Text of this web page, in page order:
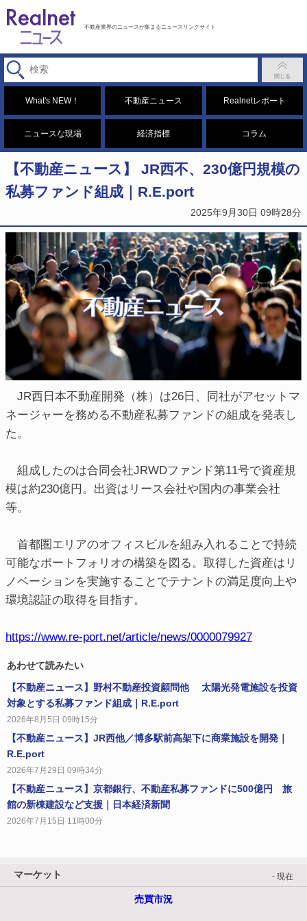
不動産業界のニュースが集まるニュースリンクサイト
What's NEW！ 不動産ニュース Realnetレポート
ニュースな現場 経済指標 コラム
【不動産ニュース】 JR西不、230億円規模の
私募ファンド組成｜R.E.port
2025年9月30日 09時28分
JR西日本不動産開発（株）は26日、同社がアセットマ
ネージャーを務める不動産私募ファンドの組成を発表し
た。
組成したのは合同会社JRWDファンド第11号で資産規
模は約230億円。出資はリース会社や国内の事業会社
等。
首都圏エリアのオフィスビルを組み入れることで持続
可能なポートフォリオの構築を図る。取得した資産はリ
ノベーションを実施することでテナントの満足度向上や
環境認証の取得を目指す。
https://www.re-port.net/article/news/0000079927
あわせて読みたい
【不動産ニュース】野村不動産投資顧問他 太陽光発電施設を投資
対象とする私募ファンド組成｜R.E.port
2026年8月5日 09時15分
【不動産ニュース】JR西他／博多駅前高架下に商業施設を開発｜
R.E.port
2026年7月29日 09時34分
【不動産ニュース】京都銀行、不動産私募ファンドに500億円 旅
館の新棟建設など支援｜日本経済新聞
2026年7月15日 11時00分
マーケット - 現在
売買市況